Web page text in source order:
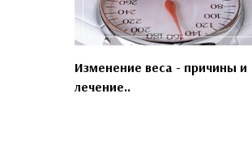
Изменение веса - причины и
лечение..